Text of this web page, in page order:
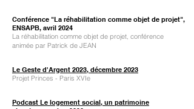
Conférence "La réhabilitation comme objet de projet",
ENSAPB, avril 2024
La réhabilitation comme objet de projet, conférence
animée par Patrick de JEAN
Le Geste d'Argent 2023, décembre 2023
Projet Princes - Paris XVIe
Podcast Le logement social, un patrimoine